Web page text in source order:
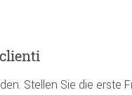
Stellen Sie die erste